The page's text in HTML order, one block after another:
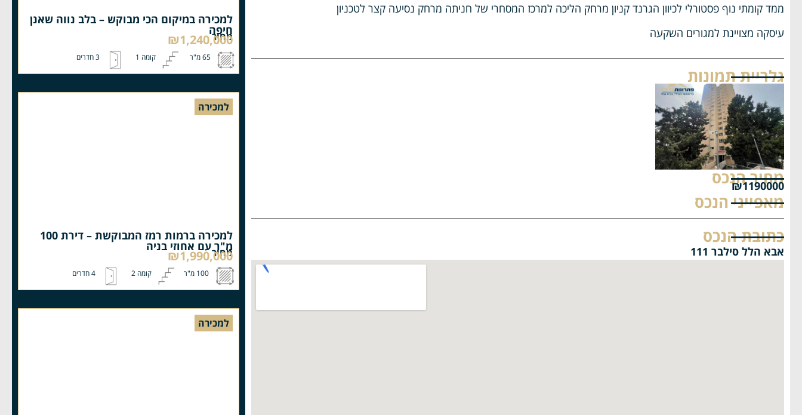
ממד קומתי נוף פסטורלי לכיוון הגרנד קניון מרחק הליכה למרכז המסחרי של חניתה מרחק נסיעה קצר לטכניון
עיסקה מצויינת למגורים השקעה
גלריית תמונות
מחיר הנכס
₪1190000
מאפייני הנכס
כתובת הנכס
אבא הלל סילבר 111
למכירה במיקום הכי מבוקש – בלב נווה שאנן
חיפה
מחיר
₪1,240,000
65 מ"ר קומה 1 3 חדרים
למכירה
למכירה ברמות רמז המבוקשת – דירת 100
מ"ר עם אחוזי בניה
מחיר
₪1,990,000
100 מ"ר קומה 2 4 חדרים
למכירה